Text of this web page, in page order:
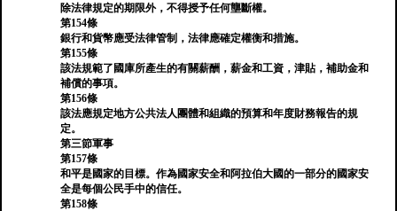
除法律規定的期限外，不得授予任何壟斷權。
第154條
銀行和貨幣應受法律管制，法律應確定權衡和措施。
第155條
該法規範了國庫所產生的有關薪酬，薪金和工資，津貼，補助金和
補償的事項。
第156條
該法應規定地方公共法人團體和組織的預算和年度財務報告的規
定。
第三節軍事
第157條
和平是國家的目標。作為國家安全和阿拉伯大國的一部分的國家安
全是每個公民手中的信任。
第158條